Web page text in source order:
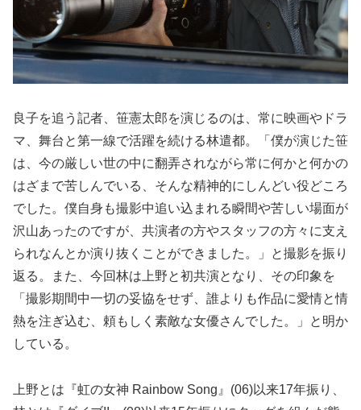
良子を追う記者、笹憲太郎を演じるのは、常に映画やドラ
マ、舞台と第一線で活躍を続ける林遣都。「僕が演じた笹
は、今の厳しい世の中に翻弄されながら常に何かと何かの
はざまで苦しんでいる、そんな精神的にしんどい役どころ
でした。僕自身も撮影中追い込まれる瞬間や苦しい場面が
沢山あったのですが、共演者の方やスタッフの方々に支え
られなんとか演り抜くことができました。」と撮影を振り
返る。また、今回林は上野と初共演となり、その印象を
「撮影期間中一切の妥協をせず、誰よりも作品に愛情と情
熱を注ぎ込む、頼もしく素敵な女優さんでした。」と明か
している。
上野とは『虹の女神 Rainbow Song』(06)以来17年振り、